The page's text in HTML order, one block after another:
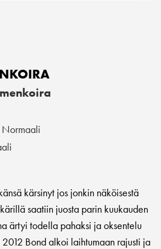
Normaali
kärsinyt jos jonkin näköisestä
saatiin juosta parin kuukauden
ärtyi todella pahaksi ja oksentelu
Bond alkoi laihtumaan rajusti ja